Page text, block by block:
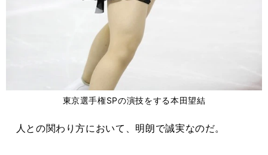
東京選手権SPの演技をする本田望結
人との関わり方において、明朗で誠実なのだ。